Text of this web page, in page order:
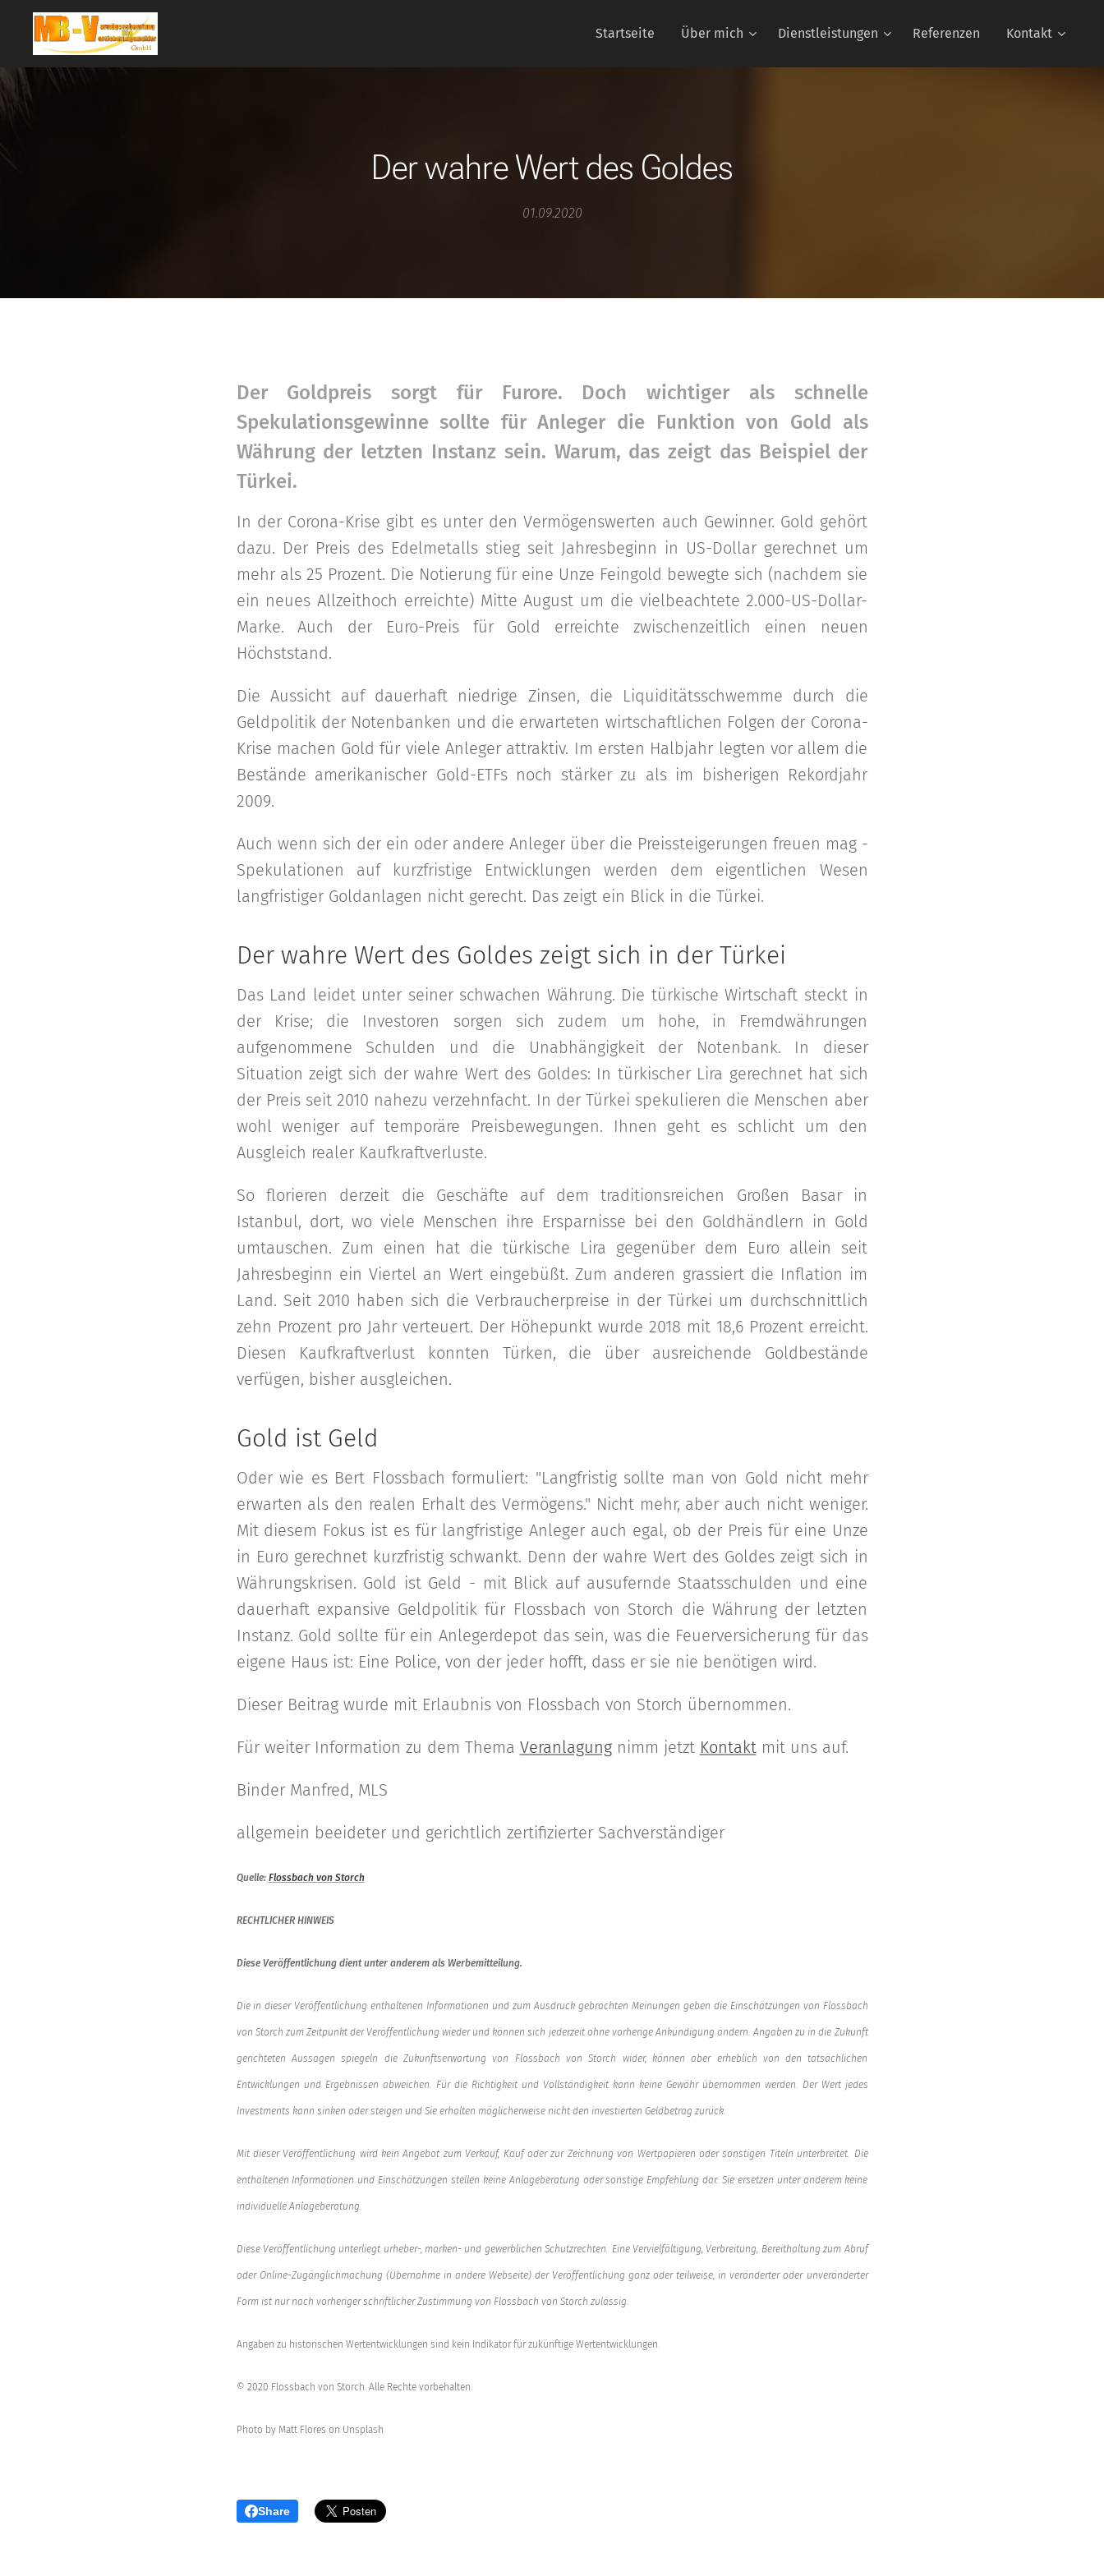
Startseite Über mich Dienstleistungen Referenzen Kontakt
Der wahre Wert des Goldes
01.09.2020
Der Goldpreis sorgt für Furore. Doch wichtiger als schnelle
Spekulationsgewinne sollte für Anleger die Funktion von Gold als
Währung der letzten Instanz sein. Warum, das zeigt das Beispiel der
Türkei.
In der Corona-Krise gibt es unter den Vermögenswerten auch Gewinner. Gold gehört
dazu. Der Preis des Edelmetalls stieg seit Jahresbeginn in US-Dollar gerechnet um
mehr als 25 Prozent. Die Notierung für eine Unze Feingold bewegte sich (nachdem sie
ein neues Allzeithoch erreichte) Mitte August um die vielbeachtete 2.000-US-Dollar-
Marke. Auch der Euro-Preis für Gold erreichte zwischenzeitlich einen neuen
Höchststand.
Die Aussicht auf dauerhaft niedrige Zinsen, die Liquiditätsschwemme durch die
Geldpolitik der Notenbanken und die erwarteten wirtschaftlichen Folgen der Corona-
Krise machen Gold für viele Anleger attraktiv. Im ersten Halbjahr legten vor allem die
Bestände amerikanischer Gold-ETFs noch stärker zu als im bisherigen Rekordjahr
2009.
Auch wenn sich der ein oder andere Anleger über die Preissteigerungen freuen mag -
Spekulationen auf kurzfristige Entwicklungen werden dem eigentlichen Wesen
langfristiger Goldanlagen nicht gerecht. Das zeigt ein Blick in die Türkei.
Der wahre Wert des Goldes zeigt sich in der Türkei
Das Land leidet unter seiner schwachen Währung. Die türkische Wirtschaft steckt in
der Krise; die Investoren sorgen sich zudem um hohe, in Fremdwährungen
aufgenommene Schulden und die Unabhängigkeit der Notenbank. In dieser
Situation zeigt sich der wahre Wert des Goldes: In türkischer Lira gerechnet hat sich
der Preis seit 2010 nahezu verzehnfacht. In der Türkei spekulieren die Menschen aber
wohl weniger auf temporäre Preisbewegungen. Ihnen geht es schlicht um den
Ausgleich realer Kaufkraftverluste.
So florieren derzeit die Geschäfte auf dem traditionsreichen Großen Basar in
Istanbul, dort, wo viele Menschen ihre Ersparnisse bei den Goldhändlern in Gold
umtauschen. Zum einen hat die türkische Lira gegenüber dem Euro allein seit
Jahresbeginn ein Viertel an Wert eingebüßt. Zum anderen grassiert die Inflation im
Land. Seit 2010 haben sich die Verbraucherpreise in der Türkei um durchschnittlich
zehn Prozent pro Jahr verteuert. Der Höhepunkt wurde 2018 mit 18,6 Prozent erreicht.
Diesen Kaufkraftverlust konnten Türken, die über ausreichende Goldbestände
verfügen, bisher ausgleichen.
Gold ist Geld
Oder wie es Bert Flossbach formuliert: "Langfristig sollte man von Gold nicht mehr
erwarten als den realen Erhalt des Vermögens." Nicht mehr, aber auch nicht weniger.
Mit diesem Fokus ist es für langfristige Anleger auch egal, ob der Preis für eine Unze
in Euro gerechnet kurzfristig schwankt. Denn der wahre Wert des Goldes zeigt sich in
Währungskrisen. Gold ist Geld - mit Blick auf ausufernde Staatsschulden und eine
dauerhaft expansive Geldpolitik für Flossbach von Storch die Währung der letzten
Instanz. Gold sollte für ein Anlegerdepot das sein, was die Feuerversicherung für das
eigene Haus ist: Eine Police, von der jeder hofft, dass er sie nie benötigen wird.
Dieser Beitrag wurde mit Erlaubnis von Flossbach von Storch übernommen.
Für weiter Information zu dem Thema Veranlagungnimm jetzt Kontaktmit uns auf.
Binder Manfred, MLS
allgemein beeideter und gerichtlich zertifizierter Sachverständiger
Quelle: Flossbach von Storch
RECHTLICHER HINWEIS
Diese Veröffentlichung dient unter anderem als Werbemitteilung.
Die in dieser Veröffentlichung enthaltenen Informationen und zum Ausdruck gebrachten Meinungen geben die Einschätzungen von Flossbach
von Storch zum Zeitpunkt der Veröffentlichung wieder und können sich jederzeit ohne vorherige Ankündigung ändern. Angaben zu in die Zukunft
gerichteten Aussagen spiegeln die Zukunftserwartung von Flossbach von Storch wider, können aber erheblich von den tatsächlichen
Entwicklungen und Ergebnissen abweichen. Für die Richtigkeit und Vollständigkeit kann keine Gewähr übernommen werden. Der Wert jedes
Investments kann sinken oder steigen und Sie erhalten möglicherweise nicht den investierten Geldbetrag zurück.
Mit dieser Veröffentlichung wird kein Angebot zum Verkauf, Kauf oder zur Zeichnung von Wertpapieren oder sonstigen Titeln unterbreitet. Die
enthaltenen Informationen und Einschätzungen stellen keine Anlageberatung oder sonstige Empfehlung dar. Sie ersetzen unter anderem keine
individuelle Anlageberatung.
Diese Veröffentlichung unterliegt urheber-, marken- und gewerblichen Schutzrechten. Eine Vervielfältigung, Verbreitung, Bereithaltung zum Abruf
oder Online-Zugänglichmachung (Übernahme in andere Webseite) der Veröffentlichung ganz oder teilweise, in veränderter oder unveränderter
Form ist nur nach vorheriger schriftlicher Zustimmung von Flossbach von Storch zulässig.
Angaben zu historischen Wertentwicklungen sind kein Indikator für zukünftige Wertentwicklungen.
© 2020 Flossbach von Storch. Alle Rechte vorbehalten.
Photo by Matt Flores on Unsplash
Share